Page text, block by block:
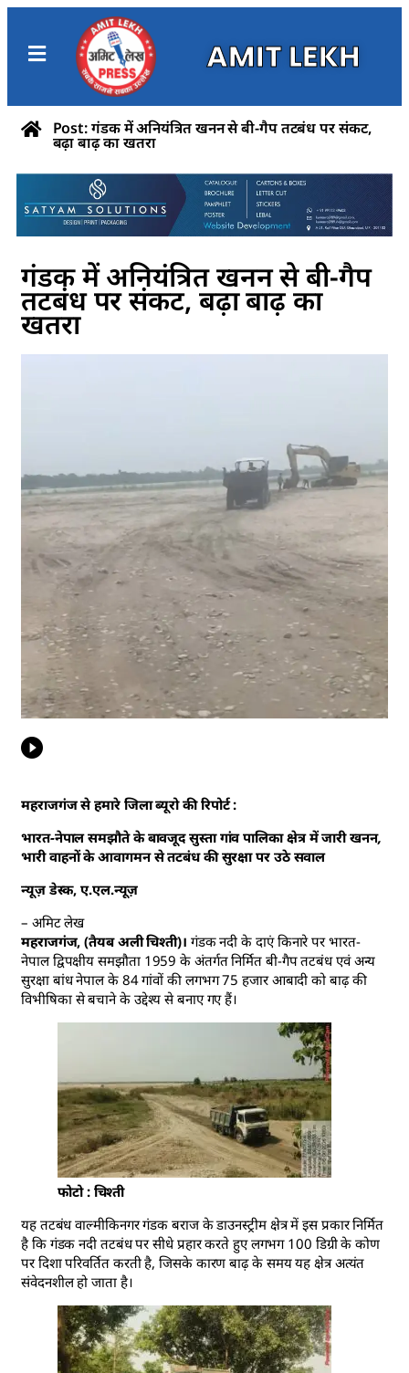
AMIT LEKH
Post: गंडक में अनियंत्रित खनन से बी-गैप तटबंध पर संकट,
बढ़ा बाढ़ का खतरा
गंडक में अनियंत्रित खनन से बी-गैप
तटबंध पर संकट, बढ़ा बाढ़ का
खतरा
महराजगंज से हमारे जिला ब्यूरो की रिपोर्ट :
भारत-नेपाल समझौते के बावजूद सुस्ता गांव पालिका क्षेत्र में जारी खनन,
भारी वाहनों के आवागमन से तटबंध की सुरक्षा पर उठे सवाल
न्यूज़ डेस्क, ए.एल.न्यूज़
– अमिट लेख
महराजगंज, (तैयब अली चिश्ती)। गंडक नदी के दाएं किनारे पर भारत-
नेपाल द्विपक्षीय समझौता 1959 के अंतर्गत निर्मित बी-गैप तटबंध एवं अन्य
सुरक्षा बांध नेपाल के 84 गांवों की लगभग 75 हजार आबादी को बाढ़ की
विभीषिका से बचाने के उद्देश्य से बनाए गए हैं।
फोटो : चिश्ती
यह तटबंध वाल्मीकिनगर गंडक बराज के डाउनस्ट्रीम क्षेत्र में इस प्रकार निर्मित
है कि गंडक नदी तटबंध पर सीधे प्रहार करते हुए लगभग 100 डिग्री के कोण
पर दिशा परिवर्तित करती है, जिसके कारण बाढ़ के समय यह क्षेत्र अत्यंत
संवेदनशील हो जाता है।